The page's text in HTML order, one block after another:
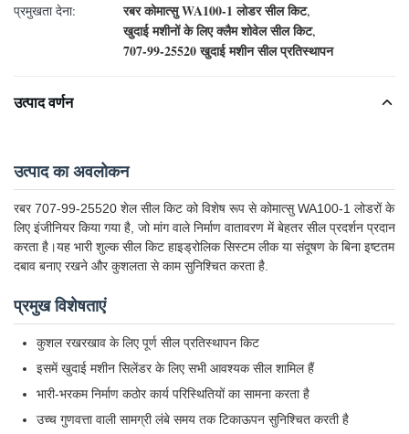
प्रमुखता देना:
रबर कोमात्सु WA100-1 लोडर सील किट,
खुदाई मशीनों के लिए क्लैम शोवेल सील किट,
707-99-25520 खुदाई मशीन सील प्रतिस्थापन
उत्पाद वर्णन
उत्पाद का अवलोकन
रबर 707-99-25520 शेल सील किट को विशेष रूप से कोमात्सु WA100-1 लोडरों के
लिए इंजीनियर किया गया है, जो मांग वाले निर्माण वातावरण में बेहतर सील प्रदर्शन प्रदान
करता है।यह भारी शुल्क सील किट हाइड्रोलिक सिस्टम लीक या संदूषण के बिना इष्टतम
दबाव बनाए रखने और कुशलता से काम सुनिश्चित करता है.
प्रमुख विशेषताएं
कुशल रखरखाव के लिए पूर्ण सील प्रतिस्थापन किट
इसमें खुदाई मशीन सिलेंडर के लिए सभी आवश्यक सील शामिल हैं
भारी-भरकम निर्माण कठोर कार्य परिस्थितियों का सामना करता है
उच्च गुणवत्ता वाली सामग्री लंबे समय तक टिकाऊपन सुनिश्चित करती है